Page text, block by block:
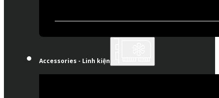
Accessories - Linh kiện